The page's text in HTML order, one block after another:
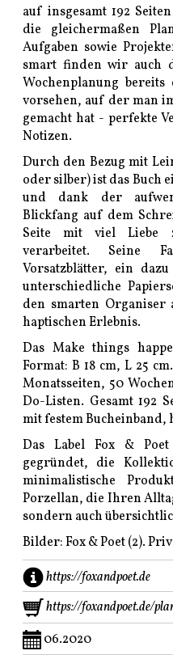
auf insgesamt 192
die gleichermaßen
Aufgaben sowie
smart finden wir auch
Wochenplanung
vorsehen, auf der man
gemacht hat - perfekte
Notizen.
Durch den Bezug mit
oder silber) ist das Buch
und dank der
Blickfang auf dem
Seite mit viel Liebe
verarbeitet. Seine
Vorsatzblätter, ein dazu
unterschiedliche
den smarten Organiser
haptischen Erlebnis.
Das Make things
Format: B 18 cm, L 25
Monatsseiten, 50
Do-Listen. Gesamt 192
mit festem Bucheinband,
Das Label Fox &
gegründet, die
minimalistische
Porzellan, die Ihren
sondern auch
Bilder: Fox & Poet (2).
https://foxandpoet.de
https://foxandpoet.de/
06.2020